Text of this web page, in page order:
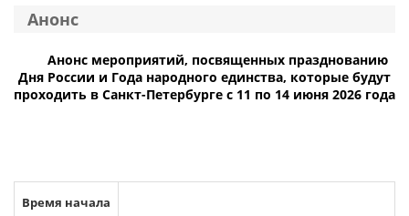
Анонс
Анонс мероприятий, посвященных празднованию
Дня России и Года народного единства, которые будут
проходить в Санкт-Петербурге с 11 по 14 июня 2026 года
Время начала